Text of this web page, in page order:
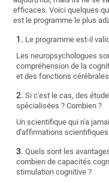
efficaces. Voici quelques
est le programme le plus
Le programme est-il
Les neuropsychologues
compréhension de la
et des fonctions
Si c'est le cas, des
spécialisées ? Combien ?
Un scientifique qui n'a
d'affirmations
Quels sont les
combien de capacités
stimulation cognitive ?